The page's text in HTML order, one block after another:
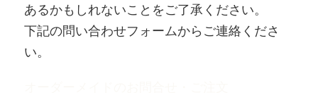
あるかもしれないことをご了承ください。
下記の問い合わせフォームからご連絡くださ
い。